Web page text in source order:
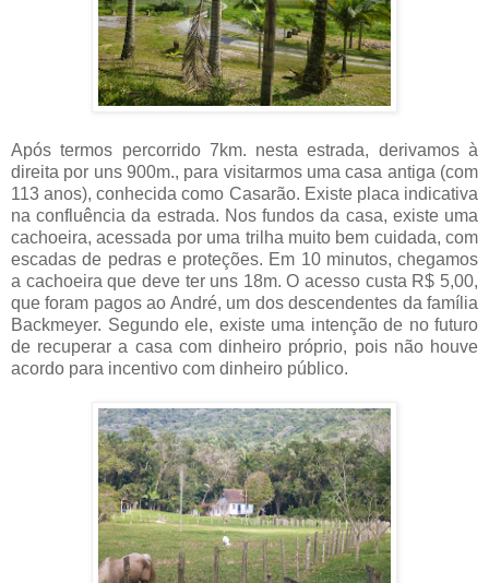
Após termos percorrido 7km. nesta estrada, derivamos à
direita por uns 900m., para visitarmos uma casa antiga (com
113 anos), conhecida como Casarão. Existe placa indicativa
na confluência da estrada. Nos fundos da casa, existe uma
cachoeira, acessada por uma trilha muito bem cuidada, com
escadas de pedras e proteções. Em 10 minutos, chegamos
a cachoeira que deve ter uns 18m. O acesso custa R$ 5,00,
que foram pagos ao André, um dos descendentes da família
Backmeyer. Segundo ele, existe uma intenção de no futuro
de recuperar a casa com dinheiro próprio, pois não houve
acordo para incentivo com dinheiro público.